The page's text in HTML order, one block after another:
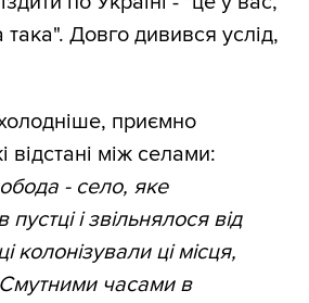
Довго дивився услід,
приємно
відстані між селами:
- село, яке
і звільнялося від
колонізували ці місця,
часами в